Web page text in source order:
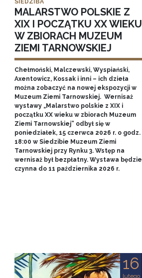
SIEDZIBA
MALARSTWO POLSKIE Z
XIX I POCZĄTKU XX WIEKU
W ZBIORACH MUZEUM
ZIEMI TARNOWSKIEJ
Chełmoński, Malczewski, Wyspiański,
Axentowicz, Kossak i inni – ich dzieła
można zobaczyć na nowej ekspozycji w
Muzeum Ziemi Tarnowskiej. Wernisaż
wystawy „Malarstwo polskie z XIX i
początku XX wieku w zbiorach Muzeum
Ziemi Tarnowskiej” odbył się w
poniedziałek, 15 czerwca 2026 r. o godz.
18:00 w Siedzibie Muzeum Ziemi
Tarnowskiej przy Rynku 3. Wstęp na
wernisaż był bezpłatny. Wystawa będzie
czynna do 11 października 2026 r.
16
lutego